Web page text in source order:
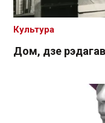
Дом, дзе
Культура